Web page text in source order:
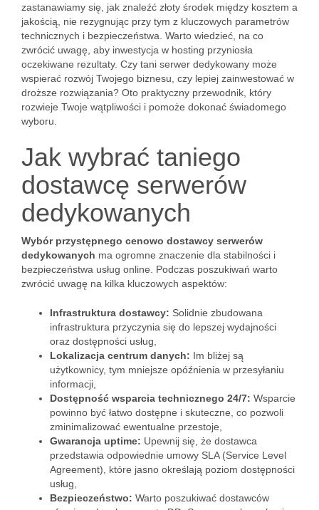
zastanawiamy się, jak znaleźć złoty środek między kosztem a
jakością, nie rezygnując przy tym z kluczowych parametrów
technicznych i bezpieczeństwa. Warto wiedzieć, na co
zwrócić uwagę, aby inwestycja w hosting przyniosła
oczekiwane rezultaty. Czy tani serwer dedykowany może
wspierać rozwój Twojego biznesu, czy lepiej zainwestować w
droższe rozwiązania? Oto praktyczny przewodnik, który
rozwieje Twoje wątpliwości i pomoże dokonać świadomego
wyboru.
Jak wybrać taniego
dostawcę serwerów
dedykowanych
Wybór przystępnego cenowo dostawcy serwerów
dedykowanych ma ogromne znaczenie dla stabilności i
bezpieczeństwa usług online. Podczas poszukiwań warto
zwrócić uwagę na kilka kluczowych aspektów:
Infrastruktura dostawcy: Solidnie zbudowana
infrastruktura przyczynia się do lepszej wydajności
oraz dostępności usług,
Lokalizacja centrum danych: Im bliżej są
użytkownicy, tym mniejsze opóźnienia w przesyłaniu
informacji,
Dostępność wsparcia technicznego 24/7: Wsparcie
powinno być łatwo dostępne i skuteczne, co pozwoli
zminimalizować ewentualne przestoje,
Gwarancja uptime: Upewnij się, że dostawca
przedstawia odpowiednie umowy SLA (Service Level
Agreement), które jasno określają poziom dostępności
usług,
Bezpieczeństwo: Warto poszukiwać dostawców